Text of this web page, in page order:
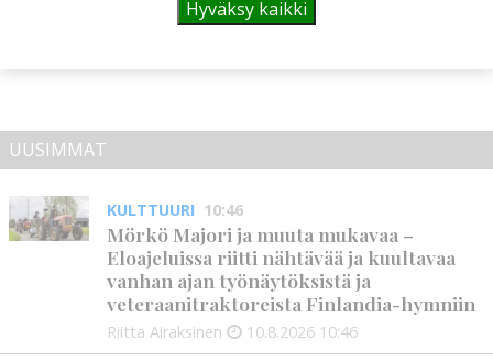
Tilaajille
UUSIMMAT
KULTTUURI 10:46
Mörkö Majori ja muuta mukavaa –
Eloajeluissa riitti nähtävää ja kuultavaa
vanhan ajan työnäytöksistä ja
veteraanitraktoreista Finlandia-hymniin
Riitta Airaksinen 10.8.2026 10:46
Hyväksy kaikki